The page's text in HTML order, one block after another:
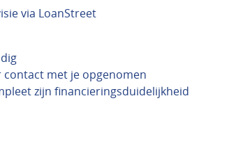
via LoanStreet
met je opgenomen
zijn financieringsduidelijkheid